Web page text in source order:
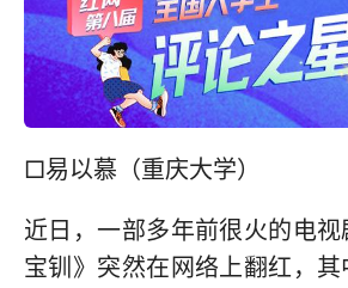
□易以慕（重庆大学）
近日，一部多年前很火的电
宝钏》突然在网络上翻红，